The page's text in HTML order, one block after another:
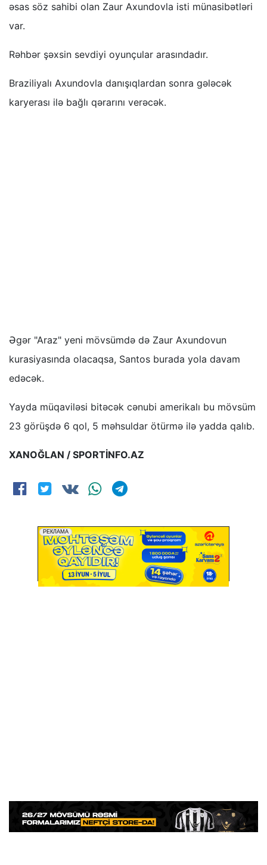
əsas söz sahibi olan Zaur Axundovla isti münasibətləri
var.
Rəhbər şəxsin sevdiyi oyunçular arasındadır.
Braziliyalı Axundovla danışıqlardan sonra gələcək
karyerası ilə bağlı qərarını verəcək.
Əgər "Araz" yeni mövsümdə də Zaur Axundovun
kurasiyasında olacaqsa, Santos burada yola davam
edəcək.
Yayda müqaviləsi bitəcək cənubi amerikalı bu mövsüm
23 görüşdə 6 qol, 5 məhsuldar ötürmə ilə yadda qalıb.
XANOĞLAN / SPORTİNFO.AZ